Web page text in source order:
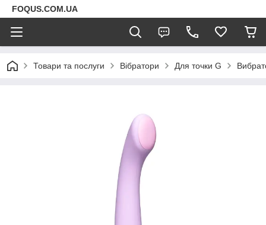
FOQUS.COM.UA
Товари та послуги Вібратори Для точки G